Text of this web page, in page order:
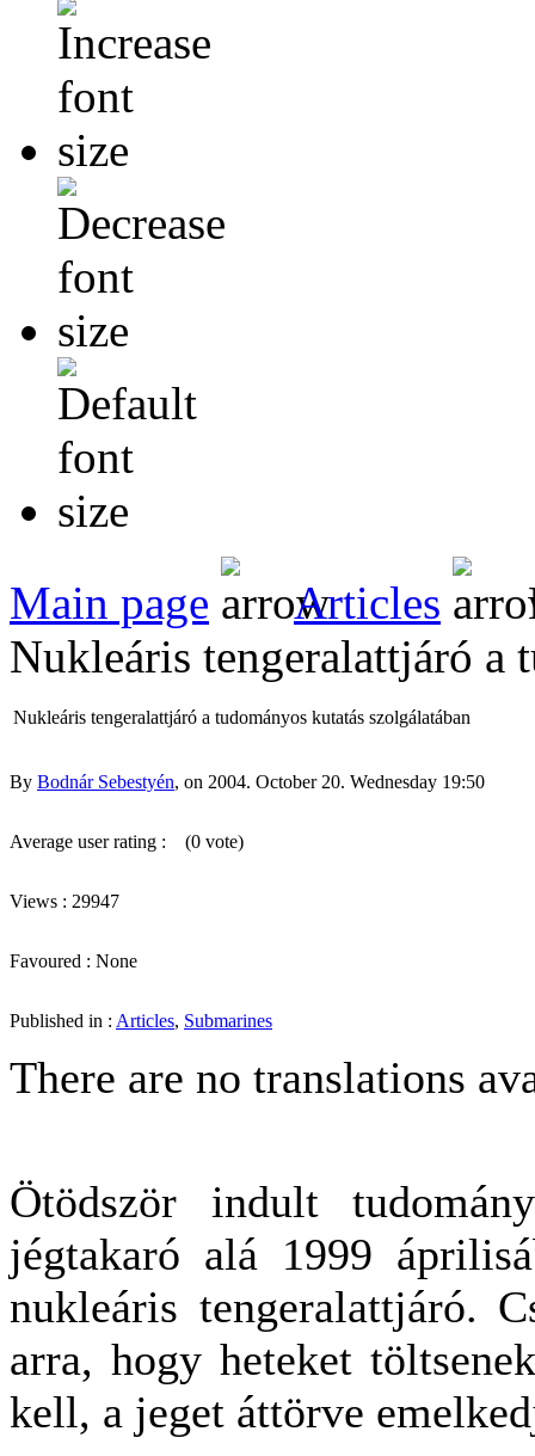
Main page Articles
Nukleáris tengeralattjáró a
Nukleáris tengeralattjáró a tudományos kutatás szolgálatában
By Bodnár Sebestyén, on 2004. October 20. Wednesday 19:50
Average user rating : (0 vote)
Views : 29947
Favoured : None
Published in : Articles, Submarines
There are no translations
Ötödször indult
jégtakaró alá 1999
nukleáris tengeralattjáró.
arra, hogy heteket
kell, a jeget áttörve